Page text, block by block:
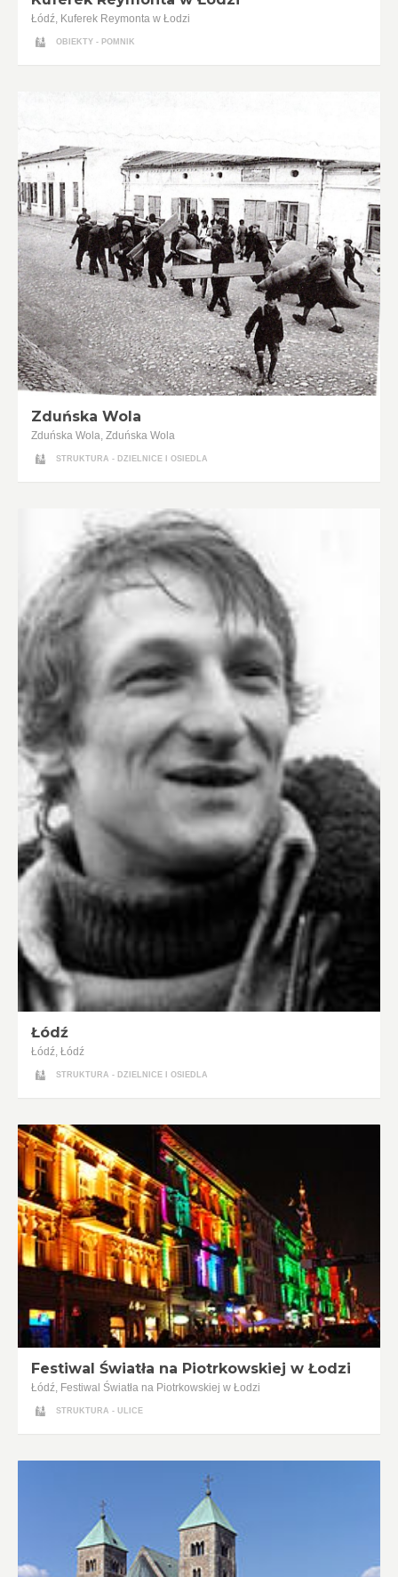
Łódź, Kuferek Reymonta w Łodzi
OBIEKTY - POMNIK
Zduńska Wola
Zduńska Wola, Zduńska Wola
STRUKTURA - DZIELNICE I OSIEDLA
Łódź
Łódź, Łódź
STRUKTURA - DZIELNICE I OSIEDLA
Festiwal Światła na Piotrkowskiej w Łodzi
Łódź, Festiwal Światła na Piotrkowskiej w Łodzi
STRUKTURA - ULICE